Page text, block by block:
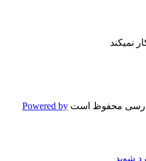
نمیکند
محفوظ است Powered by
شوید